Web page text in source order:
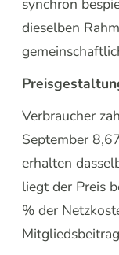
dieselben
Verbraucher
September
erhalten
liegt der Preis
% der